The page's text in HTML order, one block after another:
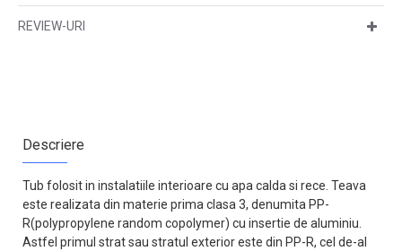
REVIEW-URI
Descriere
Tub folosit in instalatiile interioare cu apa calda si rece. Teava
este realizata din materie prima clasa 3, denumita PP-
R(polypropylene random copolymer) cu insertie de aluminiu.
Astfel primul strat sau stratul exterior este din PP-R, cel de-al